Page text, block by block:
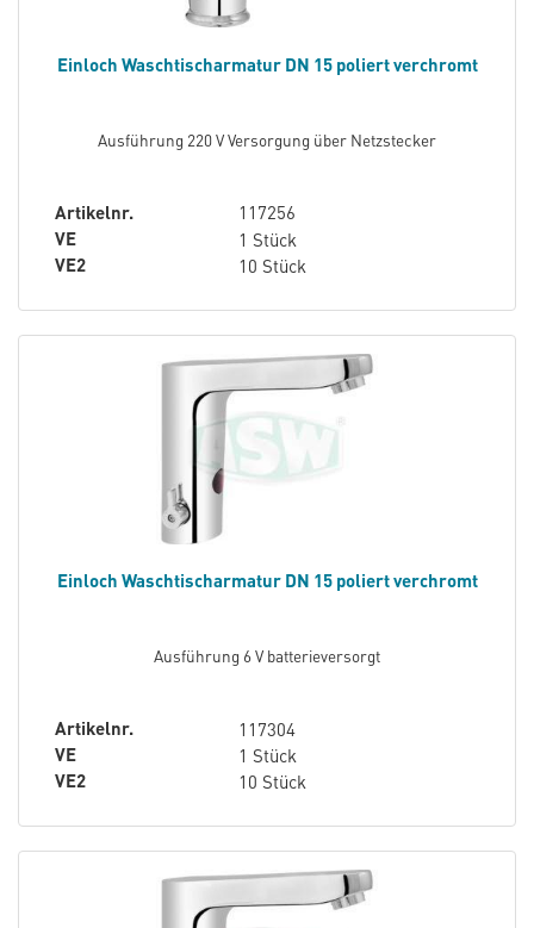
Einloch Waschtischarmatur DN 15 poliert verchromt
Ausführung 220 V Versorgung über Netzstecker
Artikelnr.
117256
VE
1 Stück
VE2
10 Stück
Einloch Waschtischarmatur DN 15 poliert verchromt
Ausführung 6 V batterieversorgt
Artikelnr.
117304
VE
1 Stück
VE2
10 Stück